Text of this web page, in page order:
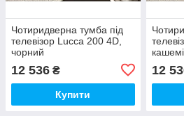
Чотиридверна тумба під
телевізор Lucca 200 4D,
чорний
12 536 ₴
Купити
12